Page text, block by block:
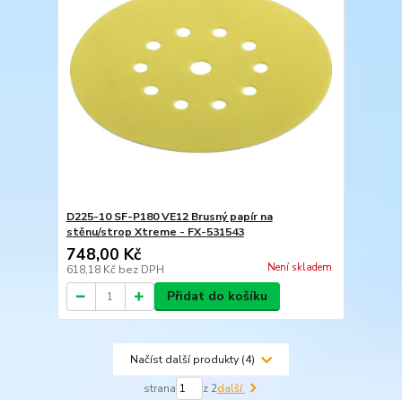
D225-10 SF-P180 VE12 Brusný papír na
stěnu/strop Xtreme - FX-531543
748,00 Kč
618,18 Kč bez DPH Není skladem
Přidat do košíku
Načíst další produkty (4)
strana z 2další